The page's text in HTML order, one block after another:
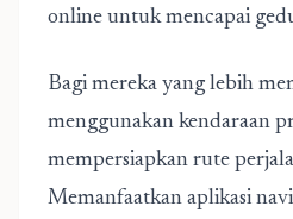
online untuk mencapai
Bagi mereka yang lebih
menggunakan kendaraan
mempersiapkan rute
Memanfaatkan aplikasi